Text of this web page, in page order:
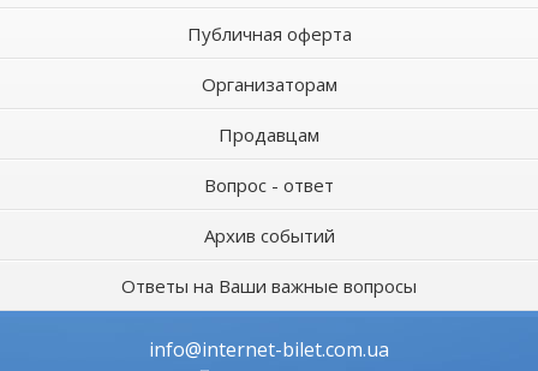
Публичная оферта
Организаторам
Продавцам
Вопрос - ответ
Архив событий
Ответы на Ваши важные вопросы
info@internet-bilet.com.ua